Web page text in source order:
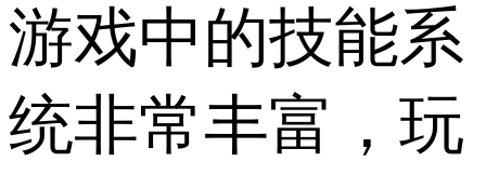
游戏中的技能系
统非常丰富，玩